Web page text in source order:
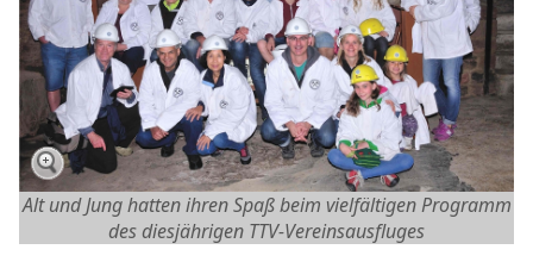
Alt und Jung hatten ihren Spaß beim vielfältigen Programm
des diesjährigen TTV-Vereinsausfluges